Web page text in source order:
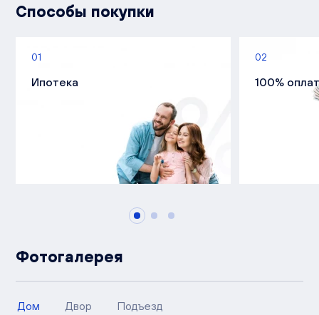
Способы покупки
01
Ипотека
02
100%
Фотогалерея
Дом Двор Подъезд